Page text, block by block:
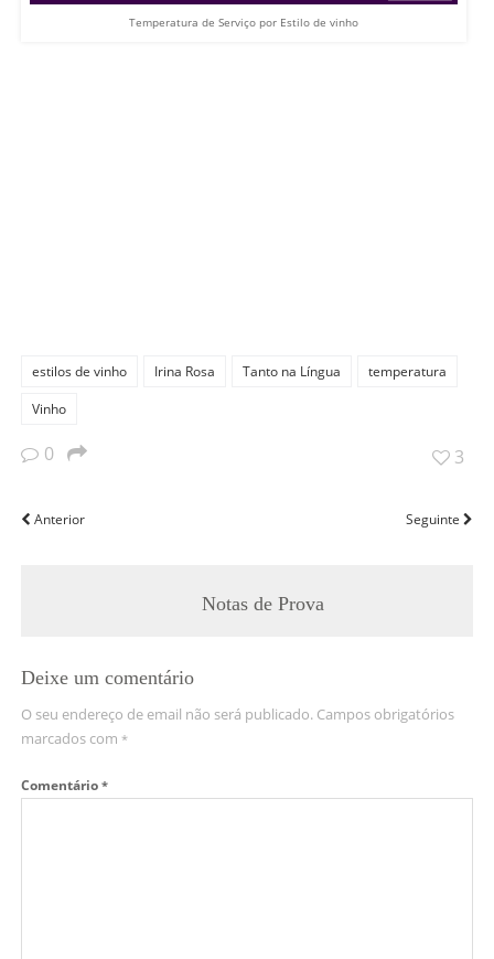
Temperatura de Serviço por Estilo de vinho
estilos de vinho Irina Rosa Tanto na Língua
temperatura
Vinho
0 3
Anterior Seguinte
Notas de Prova
Deixe um comentário
O seu endereço de email não será publicado. Campos obrigatórios
marcados com *
Comentário *